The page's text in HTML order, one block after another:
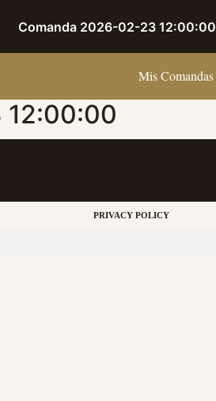
Comanda 2026-02-23 12:00:00
Mis Comandas
PRIVACY POLICY